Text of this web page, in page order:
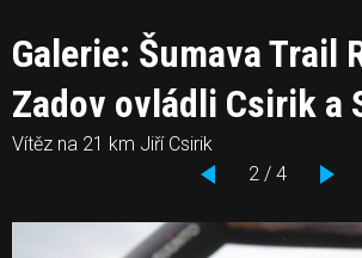
Galerie: Šumava Trail
Zadov ovládli Csirik a
Vítěz na 21 km Jiří Csirik
2 / 4